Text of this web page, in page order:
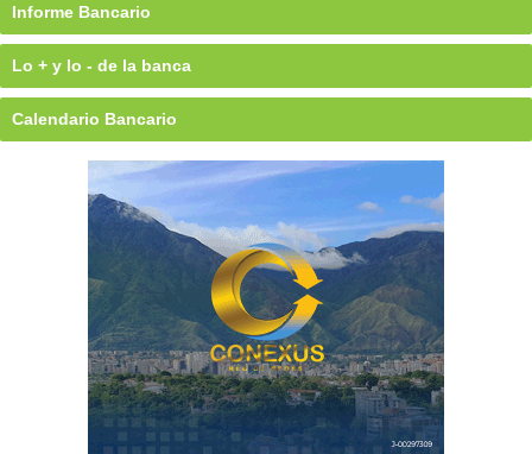
Informe Bancario
Lo + y lo - de la banca
Calendario Bancario